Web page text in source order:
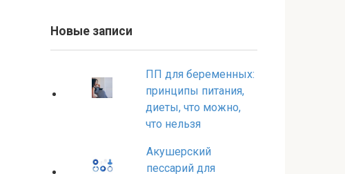
Новые записи
ПП для беременных:
принципы питания,
диеты, что можно,
что нельзя
Акушерский
пессарий для